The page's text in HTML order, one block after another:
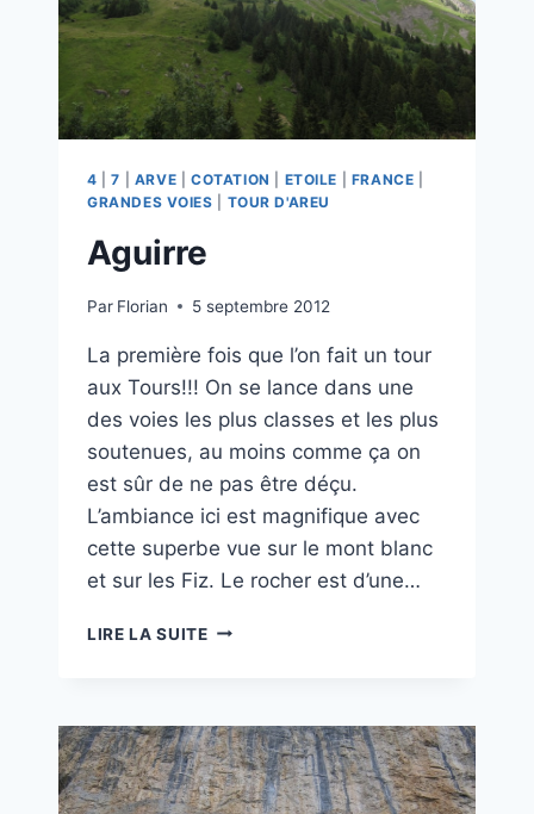
4 |7 ARVE COTATION ETOILE FRANCE
GRANDES VOIES
TOUR D'AREU
Aguirre
Par Florian 5 septembre 2012
La première fois que l’on fait un tour
aux Tours!!! On se lance dans une
des voies les plus classes et les plus
soutenues, au moins comme ça on
est sûr de ne pas être déçu.
L’ambiance ici est magnifique avec
cette superbe vue sur le mont blanc
et sur les Fiz. Le rocher est d’une…
LIRE LA SUITE AGUIRRE